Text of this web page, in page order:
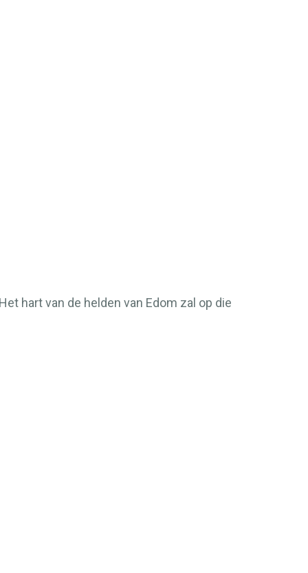
hart van de helden van Edom zal op die